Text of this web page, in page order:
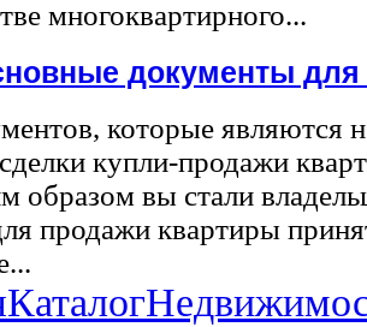
многоквартирного...
документы
которые являются
купли-продажи
образом вы стали
продажи квартиры
Каталог